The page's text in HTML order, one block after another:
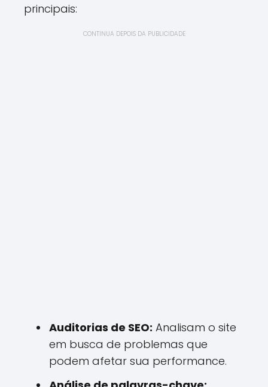
principais:
CONTINUA DEPOIS DA PUBLICIDADE
Auditorias de SEO: Analisam o site
em busca de problemas que
podem afetar sua performance.